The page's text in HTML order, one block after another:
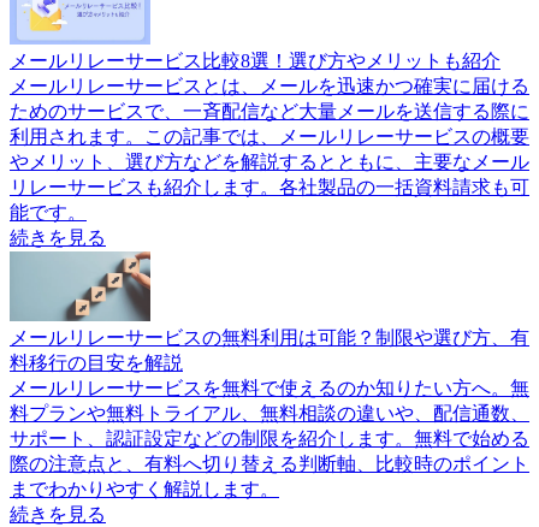
メールリレーサービス比較8選！選び方やメリットも紹介
メールリレーサービスとは、メールを迅速かつ確実に届ける
ためのサービスで、一斉配信など大量メールを送信する際に
利用されます。この記事では、メールリレーサービスの概要
やメリット、選び方などを解説するとともに、主要なメール
リレーサービスも紹介します。各社製品の一括資料請求も可
能です。
続きを見る
メールリレーサービスの無料利用は可能？制限や選び方、有
料移行の目安を解説
メールリレーサービスを無料で使えるのか知りたい方へ。無
料プランや無料トライアル、無料相談の違いや、配信通数、
サポート、認証設定などの制限を紹介します。無料で始める
際の注意点と、有料へ切り替える判断軸、比較時のポイント
までわかりやすく解説します。
続きを見る